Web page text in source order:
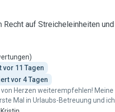
Recht auf Streicheleinheiten und
)
vor 11 Tagen
vor 4 Tagen
Herzen weiterempfehlen! Meine
Mal in Urlaubs-Betreuung und ich
Hundesitter wünschen können.